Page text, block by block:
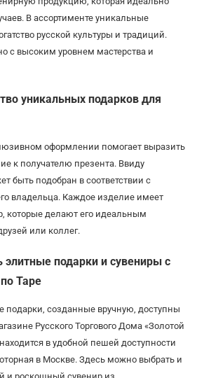
В ассортименте уникальные
русской культуры и традиций.
с высоким уровнем мастерства и
уникальных подарков для
оформлении помогает выразить
к получателю презента. Ввиду
быть подобран в соответствии с
владельца. Каждое изделие имеет
которые делают его идеальным
или коллег.
элитные подарки и сувениры с
Таре
созданные вручную, доступны
Русского Торгового Дома «Золотой
в удобной пешей доступности
в Москве. Здесь можно выбрать и